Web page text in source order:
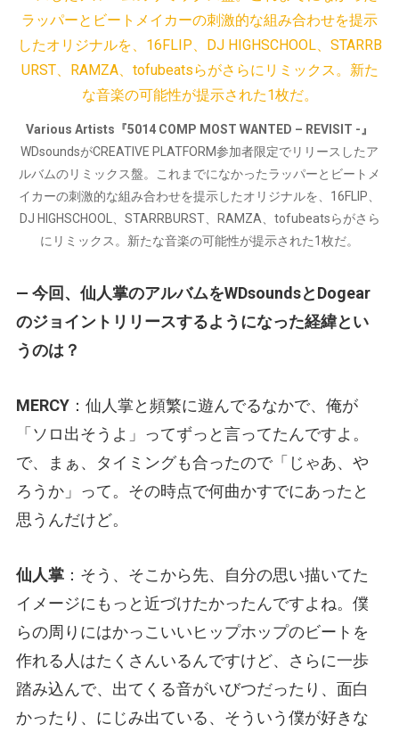
Various Artists『5014 COMP MOST WANTED – REVISIT -』
WDsoundsがCREATIVE PLATFORM参加者限定でリリースしたア
ルバムのリミックス盤。これまでになかったラッパーとビートメ
イカーの刺激的な組み合わせを提示したオリジナルを、16FLIP、
DJ HIGHSCHOOL、STARRBURST、RAMZA、tofubeatsらがさら
にリミックス。新たな音楽の可能性が提示された1枚だ。
— 今回、仙人掌のアルバムをWDsoundsとDogear
のジョイントリリースするようになった経緯とい
うのは？
MERCY ：仙人掌と頻繁に遊んでるなかで、俺が
「ソロ出そうよ」ってずっと言ってたんですよ。
で、まぁ、タイミングも合ったので「じゃあ、や
ろうか」って。その時点で何曲かすでにあったと
思うんだけど。
仙人掌 ：そう、そこから先、自分の思い描いてた
イメージにもっと近づけたかったんですよね。僕
らの周りにはかっこいいヒップホップのビートを
作れる人はたくさんいるんですけど、さらに一歩
踏み込んで、出てくる音がいびつだったり、面白
かったり、にじみ出ている、そういう僕が好きな